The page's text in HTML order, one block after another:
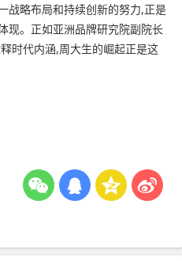
战略布局和持续创新的努力,正是
现。正如亚洲品牌研究院副院长
时代内涵,周大生的崛起正是这